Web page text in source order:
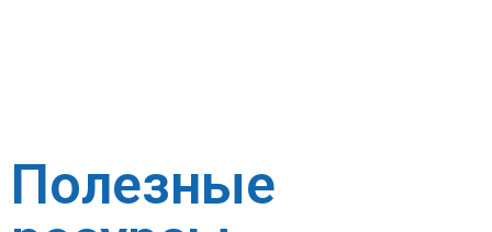
Полезные